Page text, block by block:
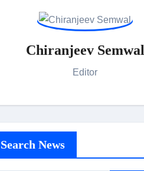
Chiranjeev Semwal
Editor
Search News